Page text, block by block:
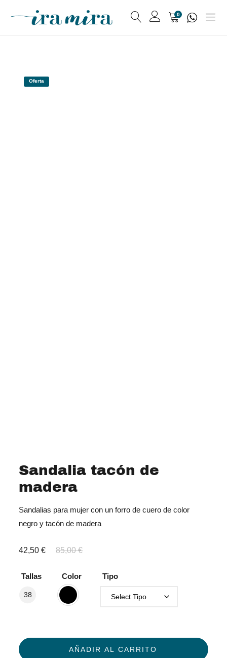
0
Oferta
Sandalia tacón de
madera
Sandalias para mujer con un forro de cuero de color
negro y tacón de madera
85,00€El
original
42,50€
El
actual
Tallas
38
Color Tipo
AÑADIR AL CARRITO